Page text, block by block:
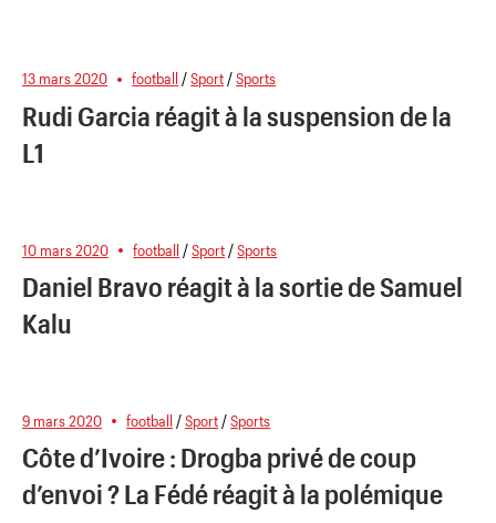
13 mars 2020 football/Sport/Sports
Rudi Garcia réagit à la suspension de la
L1
10 mars 2020 football /Sport /Sports
Daniel Bravo réagit à la sortie de Samuel
Kalu
9 mars 2020 football /Sport /Sports
Côte d’Ivoire : Drogba privé de coup
d’envoi ? La Fédé réagit à la polémique